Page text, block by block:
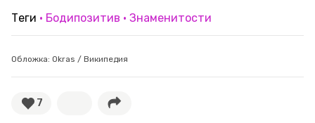
Теги Бодипозитив Знаменитости
Обложка: Okras / Википедия
7